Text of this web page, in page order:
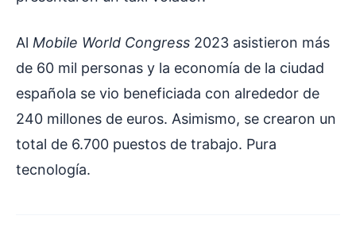
Al Mobile World Congress 2023 asistieron más
de 60 mil personas y la economía de la ciudad
española se vio beneficiada con alrededor de
240 millones de euros. Asimismo, se crearon un
total de 6.700 puestos de trabajo. Pura
tecnología.